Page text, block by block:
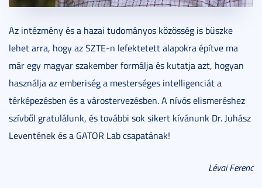
Az intézmény és a hazai tudományos közösség is büszke
lehet arra, hogy az SZTE-n lefektetett alapokra építve ma
már egy magyar szakember formálja és kutatja azt, hogyan
használja az emberiség a mesterséges intelligenciát a
térképezésben és a várostervezésben. A nívós elismeréshez
szívből gratulálunk, és további sok sikert kívánunk Dr. Juhász
Leventének és a GATOR Lab csapatának!
Lévai Ferenc